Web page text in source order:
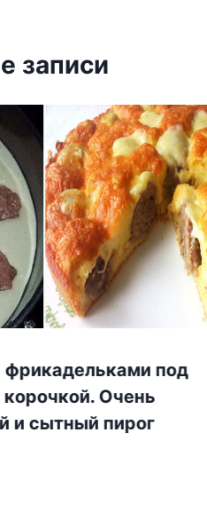
записи
фрикадельками под
Очень
и сытный пирог